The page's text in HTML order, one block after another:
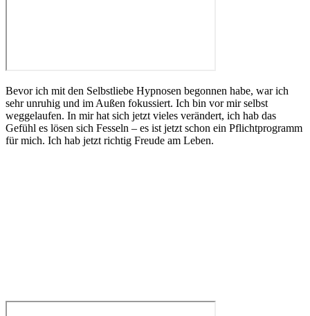
Bevor ich mit den Selbstliebe Hypnosen begonnen habe, war ich
sehr unruhig und im Außen fokussiert. Ich bin vor mir selbst
weggelaufen. In mir hat sich jetzt vieles verändert, ich hab das
Gefühl es lösen sich Fesseln – es ist jetzt schon ein Pflichtprogramm
für mich. Ich hab jetzt richtig Freude am Leben.